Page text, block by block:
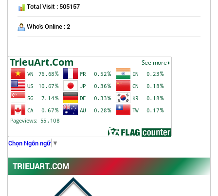
Total Visit : 505157
Who's Online : 2
Chọn Ngôn ngữ ▼
TRIEUART..COM